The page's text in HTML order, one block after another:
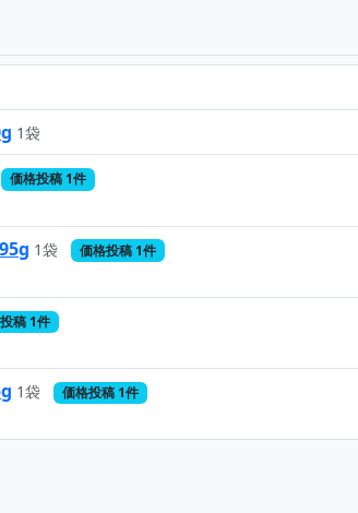
1袋
価格投稿 1件
1袋 価格投稿 1件
稿 1件
1袋 価格投稿 1件